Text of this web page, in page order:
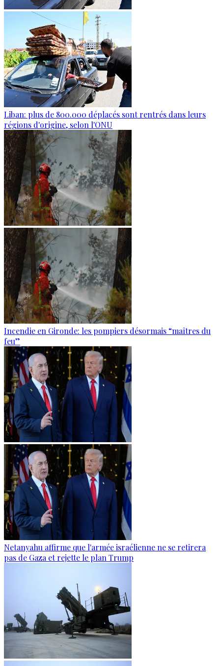
Liban: plus de 800.000 déplacés sont rentrés dans leurs
régions d'origine, selon l'ONU
Incendie en Gironde: les pompiers désormais “maîtres du
feu”
Netanyahu affirme que l'armée israélienne ne se retirera
pas de Gaza et rejette le plan Trump